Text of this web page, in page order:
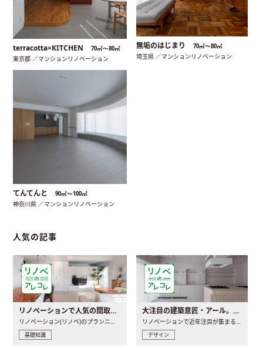
terracotta×KITCHEN 70㎡〜80㎡
東京都 ／マンションリノベーション
無垢のはじまり 70㎡〜80㎡
埼玉県 ／マンションリノベーション
てんてんと 90㎡〜100㎡
神奈川県 ／マンションリノベーション
人気の記事
リノベーションで人気の間取りとは？トレンドの間取りと実例を徹底解説
リノベーション(リノベ)のプランニングで一番最初に決めるのは..
基礎知識
大注目の建築意匠・アール。人気の理由と空間に取り入れるポイント
リノベーションで近年注目が集まる建築意匠の一つであるアール..
デザイン